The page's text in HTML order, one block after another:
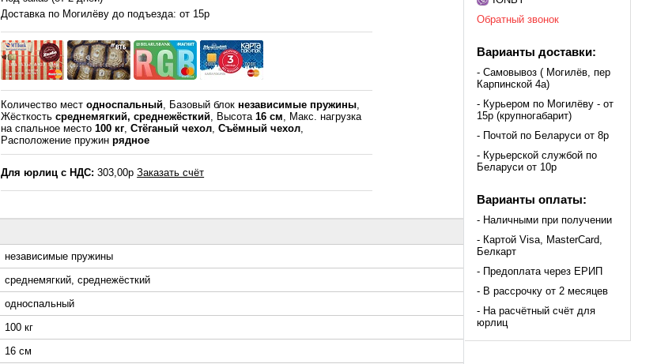
Доставка по Могилёву до подъезда: от 15р
Количество местодноспальный, Базовый блокнезависимые пружины,
Жёсткостьсреднемягкий, среднежёсткий, Высота16 см, Макс. нагрузка
на спальное место100 кг,Стёганый чехол,Съёмный чехол,
Расположение пружинрядное
Для юрлиц с НДС: 303,00рЗаказать счёт
независимые пружины
среднемягкий, среднежёсткий
односпальный
100 кг
16 см
Обратный звонок
Варианты доставки:
- Самовывоз ( Могилёв, пер
Карпинской 4а)
- Курьером по Могилёву - от
15р (крупногабарит)
- Почтой по Беларуси от 8р
- Курьерской службой по
Беларуси от 10р
Варианты оплаты:
- Наличными при получении
- Картой Visa, MasterCard,
Белкарт
- Предоплата через ЕРИП
- В рассрочку от 2 месяцев
- На расчётный счёт для
юрлиц